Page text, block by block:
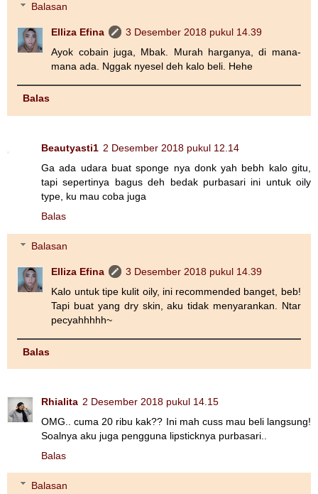
Balasan
Elliza Efina
3 Desember 2018 pukul 14.39
Ayok cobain juga, Mbak. Murah harganya, di mana-
mana ada. Nggak nyesel deh kalo beli. Hehe
Balas
Beautyasti1 2 Desember 2018 pukul 12.14
Ga ada udara buat sponge nya donk yah bebh kalo gitu,
tapi sepertinya bagus deh bedak purbasari ini untuk oily
type, ku mau coba juga
Balas
Balasan
Elliza Efina
3 Desember 2018 pukul 14.39
Kalo untuk tipe kulit oily, ini recommended banget, beb!
Tapi buat yang dry skin, aku tidak menyarankan. Ntar
pecyahhhhh~
Balas
Rhialita 2 Desember 2018 pukul 14.15
OMG.. cuma 20 ribu kak?? Ini mah cuss mau beli langsung!
Soalnya aku juga pengguna lipsticknya purbasari..
Balas
Balasan